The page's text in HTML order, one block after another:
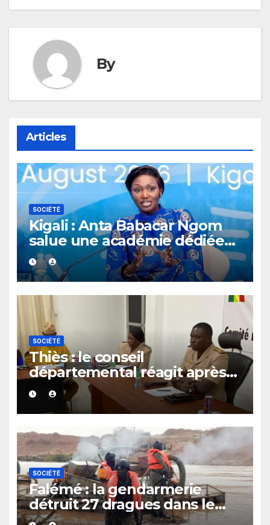
By
Articles
SOCIÉTÉ
Kigali : Anta Babacar Ngom
salue une académie dédiée
au leadership politique des
femmes africaines
SOCIÉTÉ
Thiès : le conseil
départemental réagit après
le rappel à l’ordre du
gouverneur
SOCIÉTÉ
Falémé : la gendarmerie
détruit 27 dragues dans le
cadre de la lutte contre